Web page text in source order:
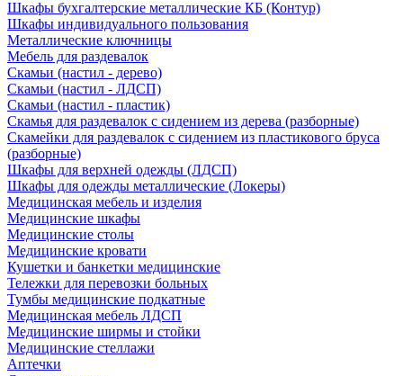
Шкафы бухгалтерские металлические КБ (Контур)
Шкафы индивидуального пользования
Металлические ключницы
Мебель для раздевалок
Скамьи (настил - дерево)
Скамьи (настил - ЛДСП)
Скамьи (настил - пластик)
Скамья для раздевалок с сидением из дерева (разборные)
Скамейки для раздевалок с сидением из пластикового бруса
(разборные)
Шкафы для верхней одежды (ЛДСП)
Шкафы для одежды металлические (Локеры)
Медицинская мебель и изделия
Медицинские шкафы
Медицинские столы
Медицинские кровати
Кушетки и банкетки медицинские
Тележки для перевозки больных
Тумбы медицинские подкатные
Медицинская мебель ЛДСП
Медицинские ширмы и стойки
Медицинские стеллажи
Аптечки